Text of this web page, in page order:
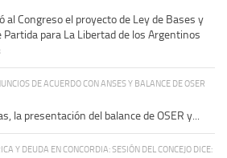
al Congreso el proyecto de Ley de Bases y
Partida para La Libertad de los Argentinos
DE ACUERDO CON ANSES Y BALANCE DE OSER
la presentación del balance de OSER y...
Y DEUDA EN CONCORDIA: SESIÓN DEL CONCEJO DICE: